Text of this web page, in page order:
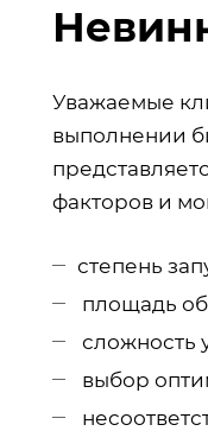
Уважаемые
выполнении
факторов и
степень
площадь
сложность
выбор